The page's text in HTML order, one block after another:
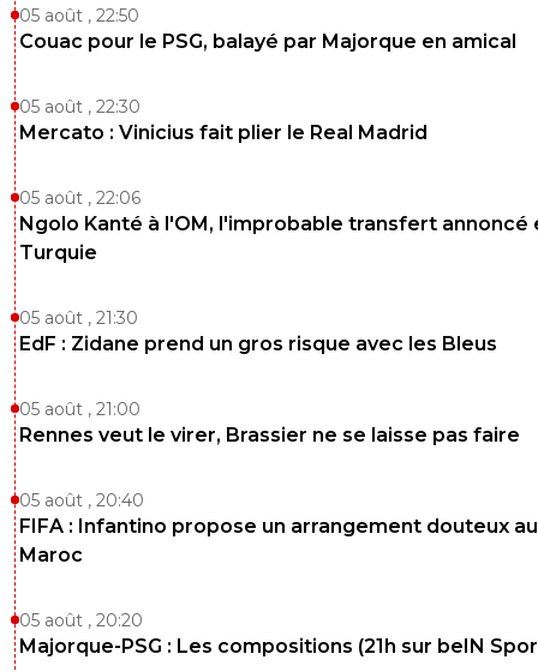
05 août , 22:50
Couac pour le PSG, balayé par Majorque en amical
05 août , 22:30
Mercato : Vinicius fait plier le Real Madrid
05 août , 22:06
Ngolo Kanté à l'OM, l'improbable transfert annoncé
Turquie
05 août , 21:30
EdF : Zidane prend un gros risque avec les Bleus
05 août , 21:00
Rennes veut le virer, Brassier ne se laisse pas faire
05 août , 20:40
FIFA : Infantino propose un arrangement douteux au
Maroc
05 août , 20:20
Majorque-PSG : Les compositions (21h sur beIN